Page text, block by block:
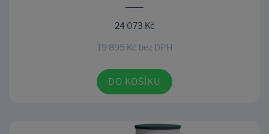
24 073 Kč
19 895 Kč bez DPH
DO KOŠÍKU